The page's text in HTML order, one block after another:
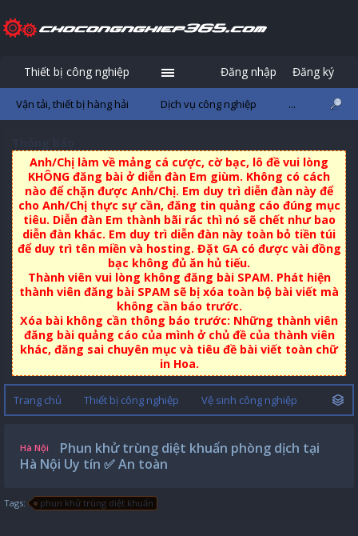
Anh/Chị làm về mảng cá cược, cờ bạc, lô đề vui lòng
KHÔNG đăng bài ở diễn đàn Em giùm. Không có cách
nào để chặn được Anh/Chị. Em duy trì diễn đàn này để
cho Anh/Chị thực sự cần, đăng tin quảng cáo đúng mục
tiêu. Diễn đàn Em thành bãi rác thì nó sẽ chết như bao
diễn đàn khác. Em duy trì diễn đàn này toàn bỏ tiền túi
để duy trì tên miền và hosting. Đặt GA có được vài đồng
bạc không đủ ăn hủ tiếu.
Thành viên vui lòng không đăng bài SPAM. Phát hiện
thành viên đăng bài SPAM sẽ bị xóa toàn bộ bài viết mà
không cần báo trước.
Xóa bài không cần thông báo trước: Những thành viên
đăng bài quảng cáo của mình ở chủ đề của thành viên
khác, đăng sai chuyên mục và tiêu đề bài viết toàn chữ
in Hoa.
Trang chủ Thiết bị công nghiệp Vệ sinh công nghiệp
Hà Nội
Phun khử trùng diệt khuẩn phòng dịch tại
Hà Nội Uy tín ✅ An toàn
Tags: phun khử trùng diệt khuẩn
Thiết bị công nghiệp
Vận tải, thiết bị hàng hải Dịch vụ công nghiệp ...
Đăng nhập Đăng ký